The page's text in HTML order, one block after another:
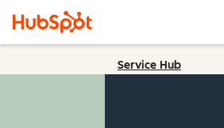
Service Hub